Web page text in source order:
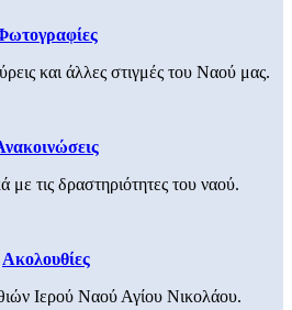
και άλλες στιγμές του Ναού μας.
με τις δραστηριότητες του ναού.
Ακολουθίες
Ιερού Ναού Αγίου Νικολάου.